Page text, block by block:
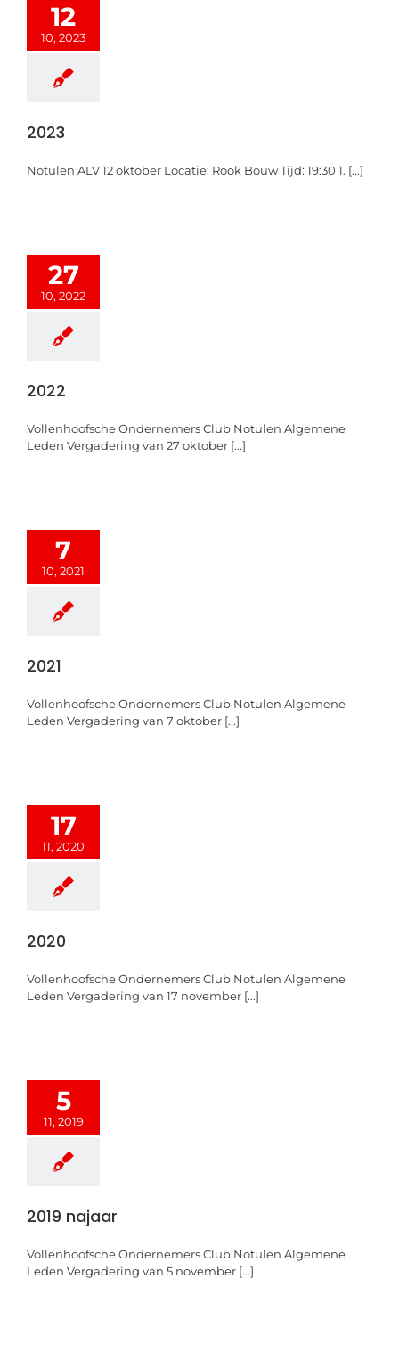
12
10, 2023
2023
Notulen ALV 12 oktober Locatie: Rook Bouw Tijd: 19:30 1. [...]
27
10, 2022
2022
Vollenhoofsche Ondernemers Club Notulen Algemene
Leden Vergadering van 27 oktober [...]
7
10, 2021
2021
Vollenhoofsche Ondernemers Club Notulen Algemene
Leden Vergadering van 7 oktober [...]
17
11, 2020
2020
Vollenhoofsche Ondernemers Club Notulen Algemene
Leden Vergadering van 17 november [...]
5
11, 2019
2019 najaar
Vollenhoofsche Ondernemers Club Notulen Algemene
Leden Vergadering van 5 november [...]